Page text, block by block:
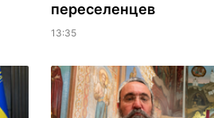
переселенцев
13:35